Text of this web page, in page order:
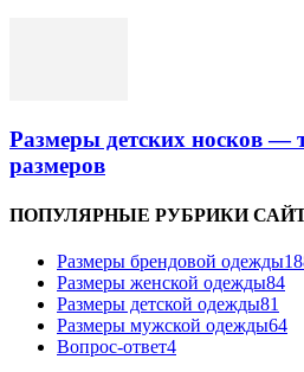
Размеры детских носков —
размеров
ПОПУЛЯРНЫЕ РУБРИКИ
Размеры брендовой одежды
Размеры женской одежды84
Размеры детской одежды81
Размеры мужской одежды64
Вопрос-ответ4